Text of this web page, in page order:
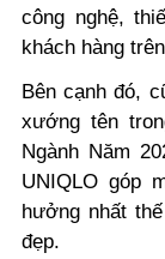
công nghệ,
khách hàng
Bên cạnh đó,
xướng tên
Ngành Năm
UNIQLO góp
hưởng nhất
đẹp.